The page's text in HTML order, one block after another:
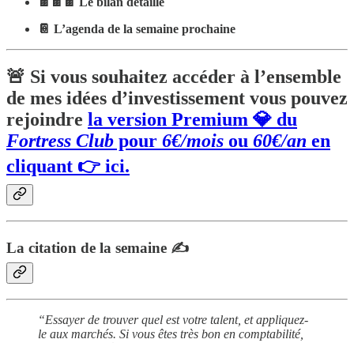
📔 L’agenda de la semaine prochaine
🚨 Si vous souhaitez accéder à l’ensemble
de mes idées d’investissement vous pouvez
rejoindre la version Premium 💎 du
Fortress Club pour 6€/mois ou 60€/an en
cliquant 👉 ici.
La citation de la semaine ✍️
“Essayer de trouver quel est votre talent, et appliquez-
le aux marchés. Si vous êtes très bon en comptabilité,